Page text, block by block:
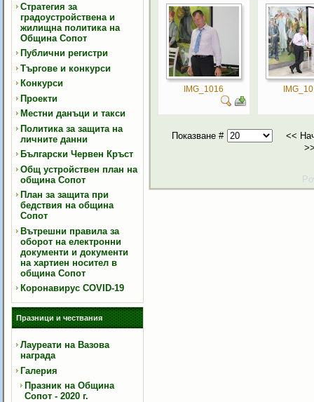
Стратегия за
градоустройствена и
жилищна политика на
Община Сопот
Публични регистри
Търгове и конкурси
Конкурси
Проекти
Местни данъци и такси
Политика за защита на
личните данни
Български Червен Кръст
Общ устройствен план на
община Сопот
План за защита при
бедствия на община
Сопот
Вътрешни правила за
оборот на електронни
документи и документи
на хартиен носител в
община Сопот
Коронавирус COVID-19
Празници и чествания
Лауреати на Вазова
награда
Галерия
Празник на Община
Сопот - 2020 г.
IMG_1016
Показване # <<